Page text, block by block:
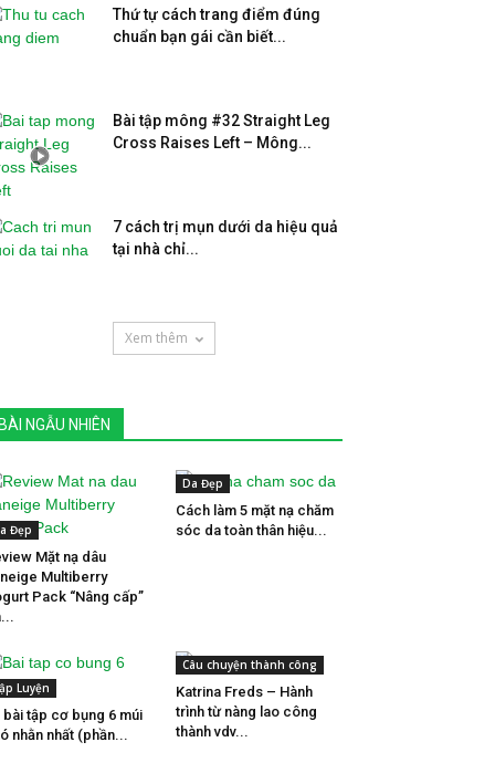
Thứ tự cách trang điểm đúng
chuẩn bạn gái cần biết...
Bài tập mông #32 Straight Leg
Cross Raises Left – Mông...
7 cách trị mụn dưới da hiệu quả
tại nhà chỉ...
Xem thêm
BÀI NGẪU NHIÊN
Đẹp
Mặt nạ dâu
Multiberry
Pack “Nâng cấp”
Da Đẹp
Cách làm 5 mặt nạ chăm
sóc da toàn thân hiệu...
Luyện
bài tập cơ bụng 6 múi
nhằn nhất (phần...
Câu chuyện thành công
Katrina Freds – Hành
trình từ nàng lao công
thành vdv...